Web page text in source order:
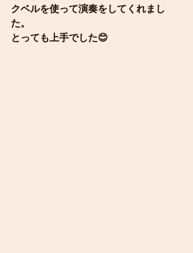
クベルを使って演奏をしてくれまし
た。
とっても上手でした😊